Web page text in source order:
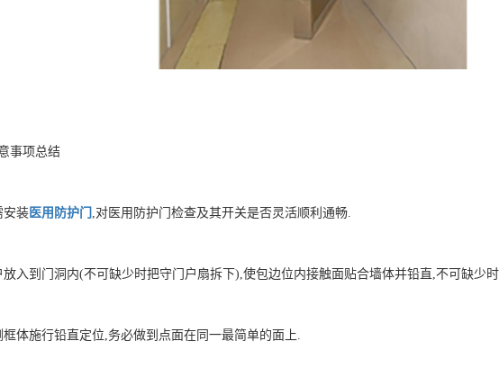
事项总结
安装医用防护门 ,对医用防护门检查及其开关是否灵活顺利通畅.
放入到门洞内(不可缺少时把守门户扇拆下),使包边位内接触面贴合墙体并铅直,不可缺少
框体施行铅直定位,务必做到点面在同一最简单的面上.